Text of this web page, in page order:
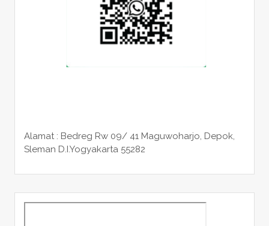
Alamat : Bedreg Rw 09/ 41 Maguwoharjo, Depok,
Sleman D.I.Yogyakarta 55282